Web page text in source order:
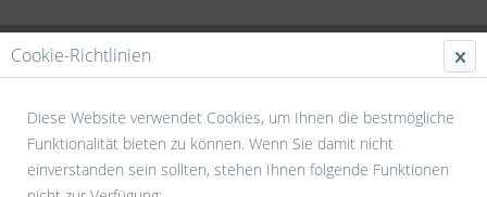
Cookie-Richtlinien
Diese Website verwendet Cookies, um Ihnen die bestmögliche
Funktionalität bieten zu können. Wenn Sie damit nicht
einverstanden sein sollten, stehen Ihnen folgende Funktionen